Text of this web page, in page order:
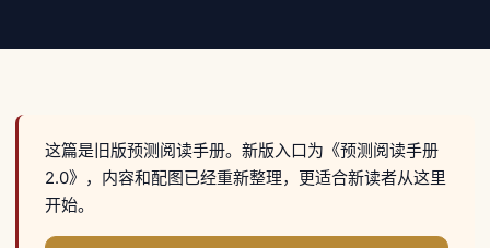
这篇是旧版预测阅读手册。新版入口为《预测阅读手册
2.0》，内容和配图已经重新整理，更适合新读者从这里
开始。